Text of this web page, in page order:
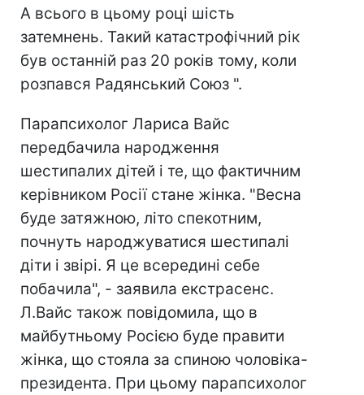
А всього в цьому році шість
затемнень. Такий катастрофічний рік
був останній раз 20 років тому, коли
розпався Радянський Союз ".
Парапсихолог Лариса Вайс
передбачила народження
шестипалих дітей і те, що фактичним
керівником Росії стане жінка. "Весна
буде затяжною, літо спекотним,
почнуть народжуватися шестипалі
діти і звірі. Я це всередині себе
побачила", - заявила екстрасенс.
Л.Вайс також повідомила, що в
майбутньому Росією буде правити
жінка, що стояла за спиною чоловіка-
президента. При цьому парапсихолог